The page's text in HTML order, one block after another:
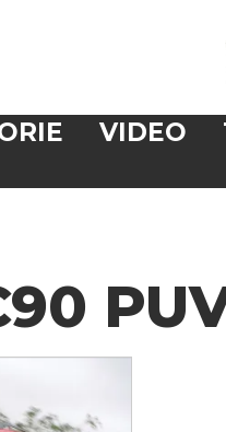
VIDEO